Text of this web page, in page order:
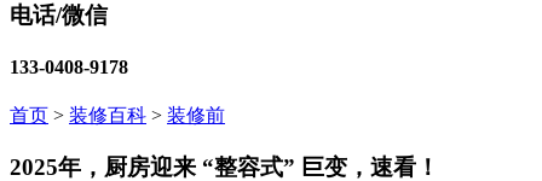
电话/微信
133-0408-9178
首页 > 装修百科 > 装修前
2025年，厨房迎来 “整容式” 巨变，速看！